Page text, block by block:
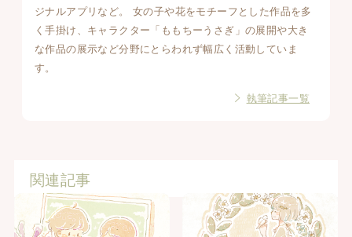
ジナルアプリなど。 女の子や花をモチーフとした作品を多
く手掛け、キャラクター「ももちーうさぎ」の展開や大き
な作品の展示など分野にとらわれず幅広く活動していま
す。
執筆記事一覧
関連記事